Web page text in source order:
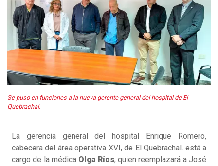
Se puso en funciones a la nueva gerente general del hospital de El
Quebrachal.
La gerencia general del hospital Enrique Romero,
cabecera del área operativa XVI, de El Quebrachal, está a
cargo de la médica Olga Ríos, quien reemplazará a José